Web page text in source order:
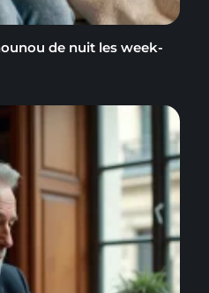
de nuit les week-